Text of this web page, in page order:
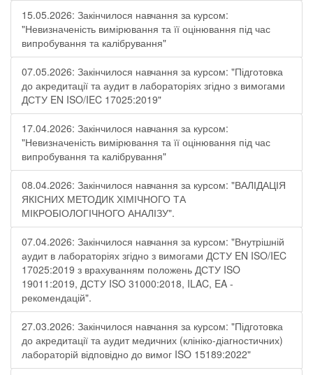
15.05.2026: Закінчилося навчання за курсом:
"Невизначеність вимірювання та її оцінювання під час
випробування та калібрування"
07.05.2026: Закінчилося навчання за курсом: "Підготовка
до акредитації та аудит в лабораторіях згідно з вимогами
ДСТУ EN ISO/IEC 17025:2019"
17.04.2026: Закінчилося навчання за курсом:
"Невизначеність вимірювання та її оцінювання під час
випробування та калібрування"
08.04.2026: Закінчилося навчання за курсом: "ВАЛІДАЦІЯ
ЯКІСНИХ МЕТОДИК ХІМІЧНОГО ТА
МІКРОБІОЛОГІЧНОГО АНАЛІЗУ".
07.04.2026: Закінчилося навчання за курсом: "Внутрішній
аудит в лабораторіях згідно з вимогами ДСТУ EN ISO/IEC
17025:2019 з врахуванням положень ДСТУ ISO
19011:2019, ДСТУ ISO 31000:2018, ILAC, EA -
рекомендацій".
27.03.2026: Закінчилося навчання за курсом: "Підготовка
до акредитації та аудит медичних (клініко-діагностичних)
лабораторій відповідно до вимог ISO 15189:2022"